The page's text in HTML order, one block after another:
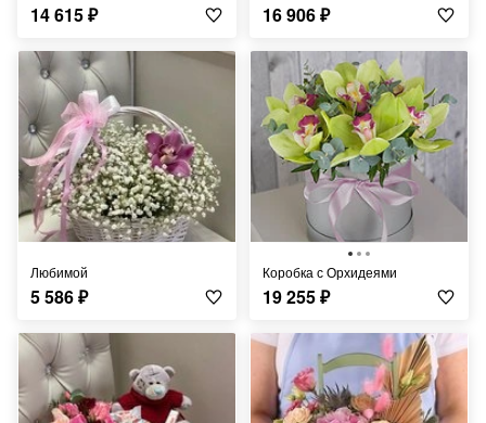
14 615₽ 16 906₽
Любимой
5 586₽
Коробка с Орхидеями
19 255₽